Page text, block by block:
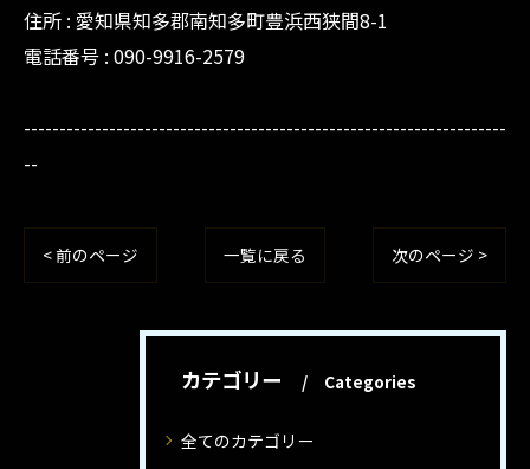
住所 : 愛知県知多郡南知多町豊浜西狭間8-1
電話番号 : 090-9916-2579
--------------------------------------------------------------------
--
< 前のページ 一覧に戻る 次のページ >
カテゴリー Categories
全てのカテゴリー